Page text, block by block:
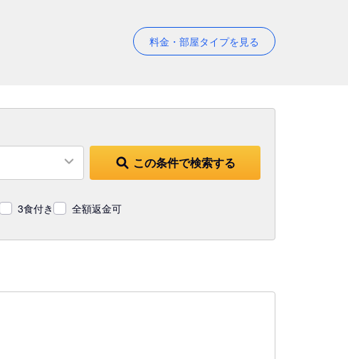
料金・部屋タイプを見る
この条件で検索する
3食付き 全額返金可